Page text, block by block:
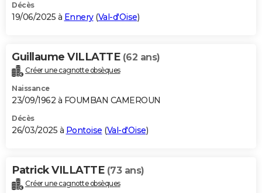
Décès
19/06/2025 à Ennery(Val-d'Oise)
Guillaume VILLATTE (62 ans)
Créer une cagnotte obsèques
Naissance
23/09/1962 à FOUMBAN CAMEROUN
Décès
26/03/2025 à Pontoise (Val-d'Oise)
Patrick VILLATTE (73 ans)
Créer une cagnotte obsèques